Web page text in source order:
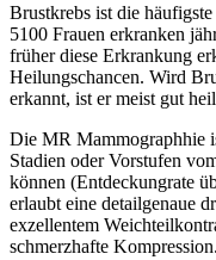
Brustkrebs ist die
5100 Frauen erkranken
früher diese Erkrankung
Heilungschancen. Wird
erkannt, ist er meist gut
Die MR Mammographhie
Stadien oder Vorstufen
können (Entdeckungrate
erlaubt eine detailgenaue
exzellentem
schmerzhafte Kompression.